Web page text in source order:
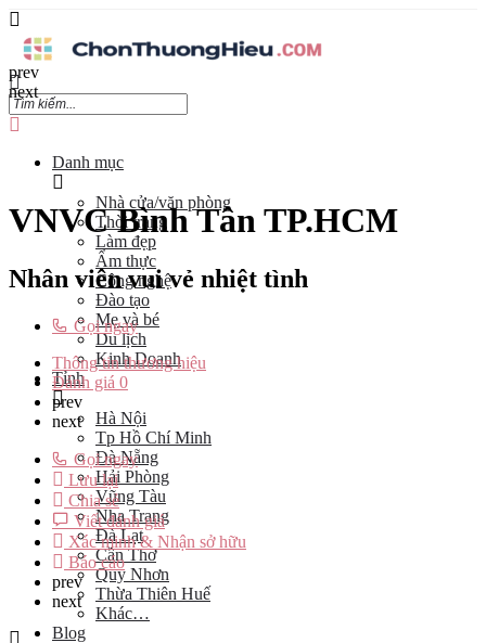
Danh mục
Nhà cửa/văn phòng
Thời trang
Làm đẹp
Ẩm thực
Công nghệ
Đào tạo
Mẹ và bé
Du lịch
Kinh Doanh
Tỉnh
Hà Nội
Tp Hồ Chí Minh
Đà Nẵng
Hải Phòng
Vũng Tàu
Nha Trang
Đà Lạt
Cần Thơ
Quy Nhơn
Thừa Thiên Huế
Khác…
Blog
prev
next
VNVC Bình Tân TP.HCM
Nhân viên vui vẻ nhiệt tình
Gọi ngay
Thông tin thương hiệu
Đánh giá 0
prev
next
Gọi ngay
Lưu lại
Chia sẻ
Viết đánh giá
Xác minh & Nhận sở hữu
Báo cáo
prev
next